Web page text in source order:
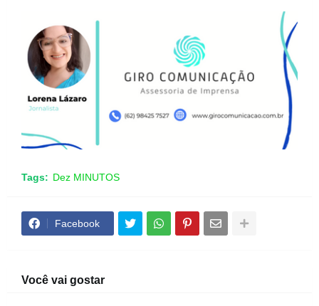
Tags: Dez MINUTOS
Facebook
Você vai gostar